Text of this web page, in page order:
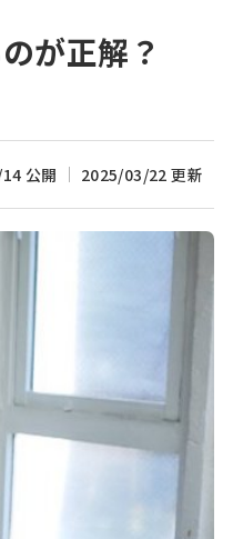
が正解？
公開 2025/03/22 更新